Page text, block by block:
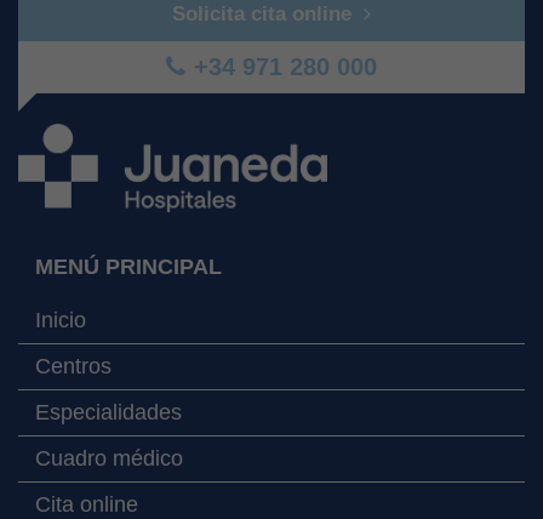
Solicita cita online
+34 971 280 000
MENÚ PRINCIPAL
Inicio
Centros
Especialidades
Cuadro médico
Cita online